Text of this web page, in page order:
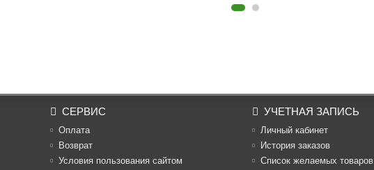
СЕРВИС
Оплата
Возврат
Условия пользования сайтом
УЧЕТНАЯ ЗАПИСЬ
Личный кабинет
История заказов
Список желаемых товаров